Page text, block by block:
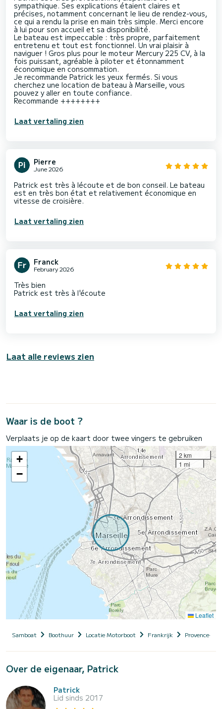
sympathique. Ses explications étaient claires et
précises, notamment concernant le lieu de rendez-vous,
ce qui a rendu la prise en main très simple. Merci encore
à lui pour son accueil et sa disponibilité.
Le bateau est impeccable : très propre, parfaitement
entretenu et tout est fonctionnel. Un vrai plaisir à
naviguer ! Gros plus pour le moteur Mercury 225 CV, à la
fois puissant, agréable à piloter et étonnamment
économique en consommation.
Je recommande Patrick les yeux fermés. Si vous
cherchez une location de bateau à Marseille, vous
pouvez y aller en toute confiance.
Recommande ++++++++
Laat vertaling zien
Pierre
June 2026
Patrick est très à lécoute et de bon conseil. Le bateau
est en très bon état et relativement économique en
vitesse de croisière.
Laat vertaling zien
Franck
February 2026
Très bien
Patrick est très à l'écoute
Laat vertaling zien
Laat alle reviews zien
Waar is de boot ?
Verplaats je op de kaart door twee vingers te gebruiken
+
−
2 km
1 mi
Leaflet
Samboat Boothuur Locatie Motorboot Frankrijk Provence-
Over de eigenaar, Patrick
Patrick
Lid sinds 2017